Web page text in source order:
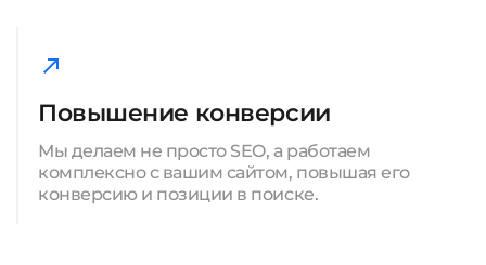
Повышение конверсии
Мы делаем не просто SEO, а работаем
комплексно с вашим сайтом, повышая его
конверсию и позиции в поиске.